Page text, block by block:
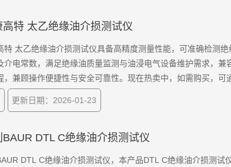
高特 太乙绝缘油介损测试仪
特 太乙绝缘油介损测试仪具备高精度测量性能，可准确检测绝
介电常数，满足绝缘油质量监测与油浸电气设备维护需求，兼
，兼顾操作便捷性与安全可靠性。现在热卖中，如需购买，可
更新日期：2026-01-23
BAUR DTL C绝缘油介损测试仪
DTL C绝缘油介损测试仪，本产品DTL C绝缘油介损测试